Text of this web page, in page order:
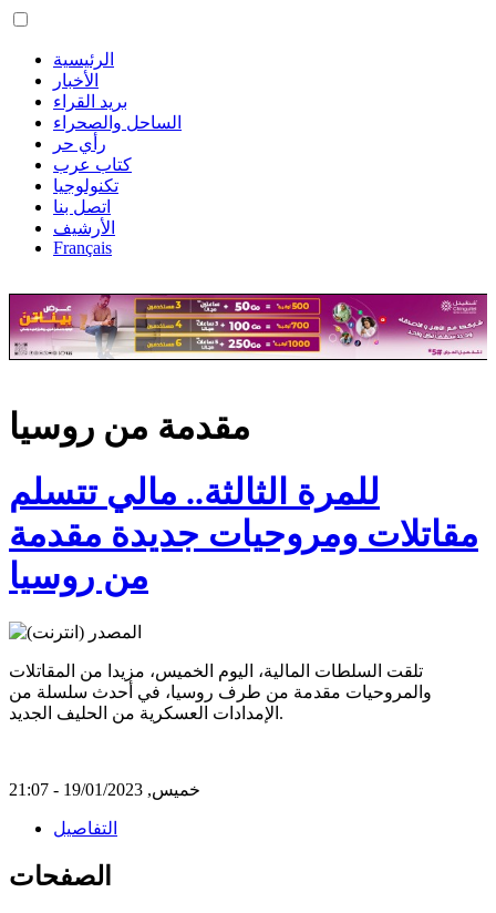
الرئيسية
الأخبار
بريد القراء
الساحل والصحراء
رأي حر
كتاب عرب
تكنولوجيا
اتصل بنا
الأرشيف
Français
مقدمة من روسيا
للمرة الثالثة.. مالي تتسلم
مقاتلات ومروحيات جديدة مقدمة
من روسيا
تلقت السلطات المالية، اليوم الخميس، مزيدا من المقاتلات
والمروحيات مقدمة من طرف روسيا، في أحدث سلسلة من
الإمدادات العسكرية من الحليف الجديد.
خميس, 19/01/2023 - 21:07
التفاصيل
الصفحات